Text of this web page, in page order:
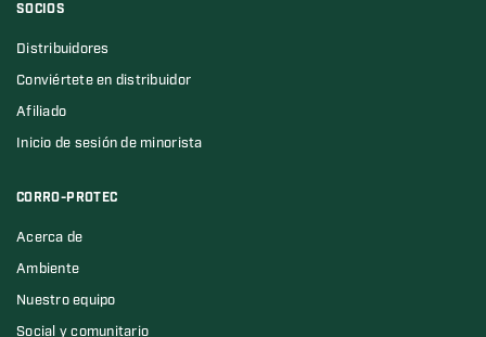
SOCIOS
Distribuidores
Conviértete en distribuidor
Afiliado
Inicio de sesión de minorista
CORRO-PROTEC
Acerca de
Ambiente
Nuestro equipo
Social y comunitario